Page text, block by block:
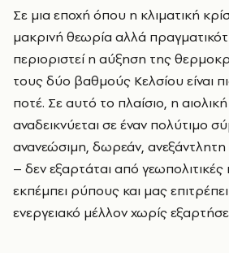
Σε μια εποχή όπου η κλιματική κρίση δεν είναι πια
μακρινή θεωρία αλλά
περιοριστεί η αύξηση της
τους δύο βαθμούς Κελσίου είναι
ποτέ. Σε αυτό το πλαίσιο, η αιολική
αναδεικνύεται σε έναν πολύτιμο
ανανεώσιμη, δωρεάν,
– δεν εξαρτάται από γεωπολιτικές
εκπέμπει ρύπους και μας
ενεργειακό μέλλον χωρίς